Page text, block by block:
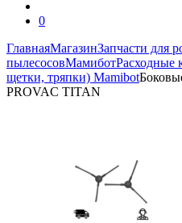
0
ГлавнаяМагазинЗапчасти для
пылесосовМамиботРасходные
щетки, тряпки) Mamibot
PROVAC TITAN